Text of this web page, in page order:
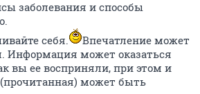
заболевания и способы
себя.
Впечатление может
может оказаться
вы ее восприняли, при этом и
может быть